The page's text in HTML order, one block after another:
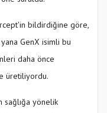
bildirdiğine göre,
GenX isimli bu
daha önce
üretiliyordu.
sağlığa yönelik